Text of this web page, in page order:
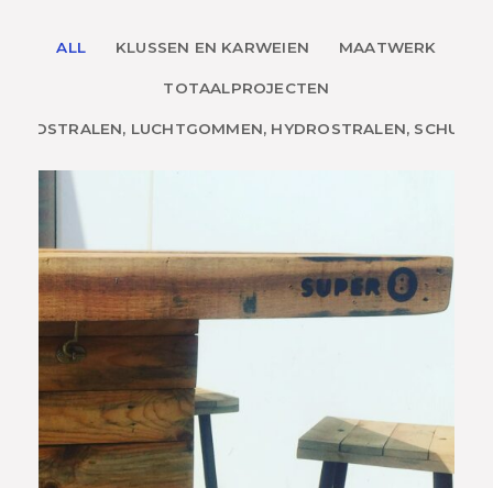
ALL KLUSSEN EN KARWEIEN MAATWERK
TOTAALPROJECTEN
ZANDSTRALEN, LUCHTGOMMEN, HYDROSTRALEN, SCHUREN